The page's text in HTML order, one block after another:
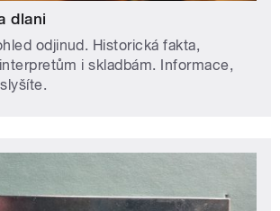
dlani
odjinud. Historická fakta,
i skladbám. Informace,